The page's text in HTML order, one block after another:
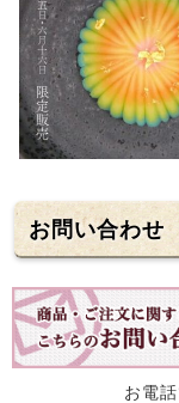
お問い合わせ
お電